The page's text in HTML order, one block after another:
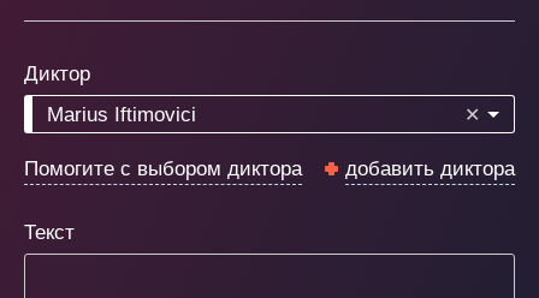
Диктор
✕
Marius Iftimovici
Помогите с выбором диктора добавить диктора
Текст